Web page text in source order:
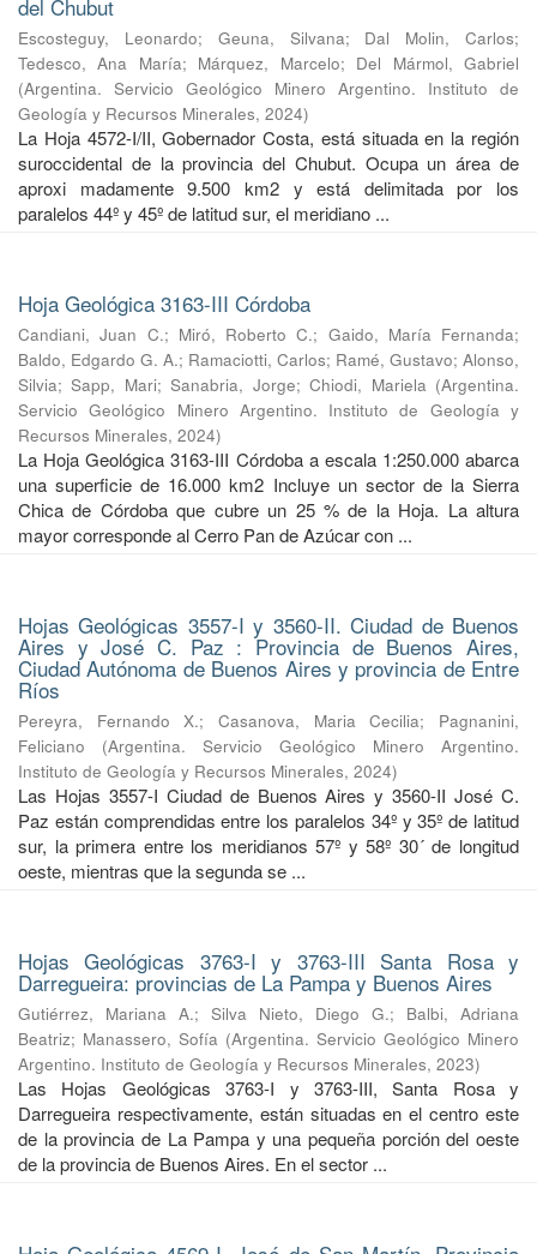
del Chubut
Escosteguy, Leonardo; Geuna, Silvana; Dal Molin, Carlos;
Tedesco, Ana María; Márquez, Marcelo; Del Mármol, Gabriel
(Argentina. Servicio Geológico Minero Argentino. Instituto de
Geología y Recursos Minerales, 2024)
La Hoja 4572-I/II, Gobernador Costa, está situada en la región
suroccidental de la provincia del Chubut. Ocupa un área de
aproxi madamente 9.500 km2 y está delimitada por los
paralelos 44º y 45º de latitud sur, el meridiano ...
Hoja Geológica 3163-III Córdoba
Candiani, Juan C.; Miró, Roberto C.; Gaido, María Fernanda;
Baldo, Edgardo G. A.; Ramaciotti, Carlos; Ramé, Gustavo; Alonso,
Silvia;Sapp, Mari;Sanabria, Jorge;Chiodi, Mariela (Argentina.
Servicio Geológico Minero Argentino. Instituto de Geología y
Recursos Minerales, 2024)
La Hoja Geológica 3163-III Córdoba a escala 1:250.000 abarca
una superficie de 16.000 km2 Incluye un sector de la Sierra
Chica de Córdoba que cubre un 25 % de la Hoja. La altura
mayor corresponde al Cerro Pan de Azúcar con ...
Hojas Geológicas 3557-I y 3560-II. Ciudad de Buenos
Aires y José C. Paz : Provincia de Buenos Aires,
Ciudad Autónoma de Buenos Aires y provincia de Entre
Ríos
Pereyra, Fernando X.;Casanova, Maria Cecilia; Pagnanini,
Feliciano
(Argentina. Servicio Geológico Minero Argentino.
Instituto de Geología y Recursos Minerales, 2024)
Las Hojas 3557-I Ciudad de Buenos Aires y 3560-II José C.
Paz están comprendidas entre los paralelos 34º y 35º de latitud
sur, la primera entre los meridianos 57º y 58º 30´ de longitud
oeste, mientras que la segunda se ...
Hojas Geológicas 3763-I y 3763-III Santa Rosa y
Darregueira: provincias de La Pampa y Buenos Aires
Gutiérrez, Mariana A.; Silva Nieto, Diego G.; Balbi, Adriana
Beatriz; Manassero, Sofía (Argentina. Servicio Geológico Minero
Argentino. Instituto de Geología y Recursos Minerales, 2023)
Las Hojas Geológicas 3763-I y 3763-III, Santa Rosa y
Darregueira respectivamente, están situadas en el centro este
de la provincia de La Pampa y una pequeña porción del oeste
de la provincia de Buenos Aires. En el sector ...